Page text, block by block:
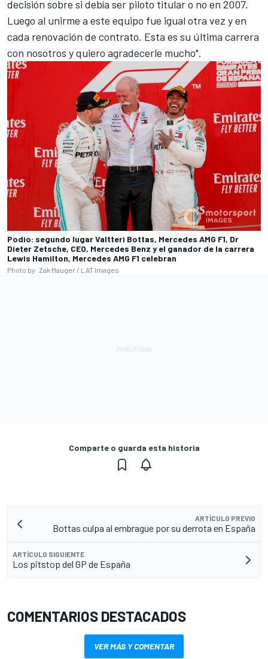
decisión sobre si debía ser piloto titular o no en 2007.
Luego al unirme a este equipo fue igual otra vez y en
cada renovación de contrato. Esta es su última carrera
con nosotros y quiero agradecerle mucho".
Podio: segundo lugar Valtteri Bottas, Mercedes AMG F1, Dr
Dieter Zetsche, CEO, Mercedes Benz y el ganador de la carrera
Lewis Hamilton, Mercedes AMG F1 celebran
Photo by: Zak Mauger / LAT Images
Comparte o guarda esta historia
ARTÍCULO PREVIO
Bottas culpa al embrague por su derrota en España
ARTÍCULO SIGUIENTE
Los pitstop del GP de España
COMENTARIOS DESTACADOS
VER MÁS Y COMENTAR